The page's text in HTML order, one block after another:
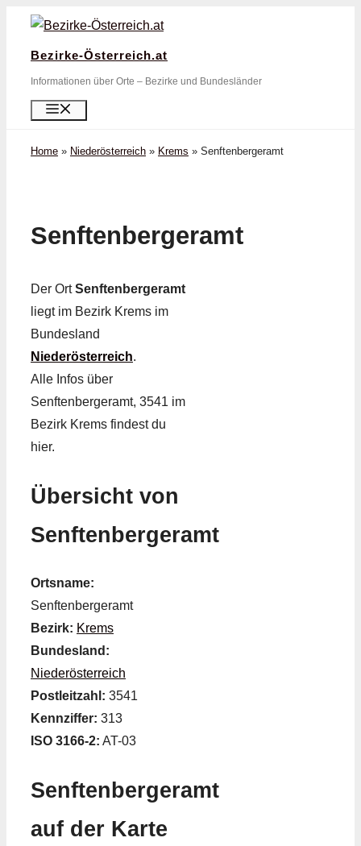
Zum
springen
Bezirke-Österreich.at
Informationen über Orte – Bezirke und Bundesländer
Home » Niederösterreich » Krems » Senftenbergeramt
Senftenbergeramt
Der OrtSenftenbergeramt
liegt im Bezirk Krems im
Bundesland
Niederösterreich.
Alle Infos über
Senftenbergeramt, 3541 im
Bezirk Krems findest du
hier.
Übersicht von
Senftenbergeramt
Ortsname:
Senftenbergeramt
Bezirk: Krems
Bundesland:
Niederösterreich
Postleitzahl: 3541
Kennziffer: 313
ISO 3166-2: AT-03
Senftenbergeramt
auf der Karte